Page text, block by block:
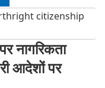
citizenship
नागरिकता
आदेशों पर